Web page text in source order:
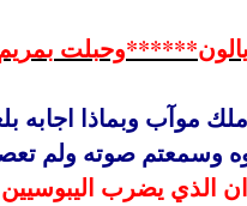
******وحبلت
ذلك اليوم ان الذي يضرب